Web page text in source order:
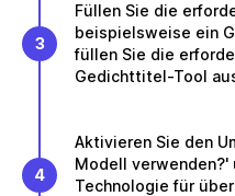
3
Füllen Sie die
beispielsweise ein
füllen Sie die
Gedichttitel-Tool
4
Aktivieren Sie den
Modell verwenden?'
Technologie für